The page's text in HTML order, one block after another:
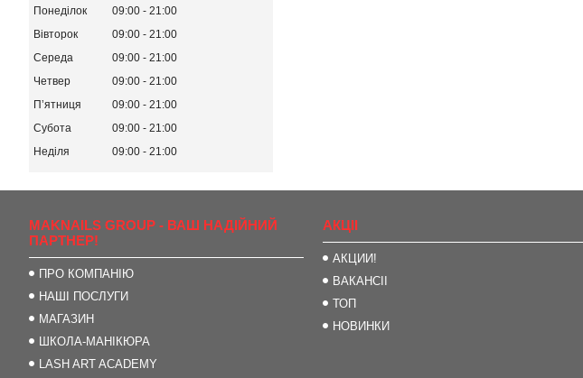
Понеділок 09:00
21:00
Вівторок
09:00
21:00
Середа
09:00
21:00
Четвер
09:00
21:00
Пʼятниця
09:00
21:00
Субота
09:00
21:00
Неділя
09:00 21:00
MAKNAILS GROUP - ВАШ НАДІЙНИЙ
ПАРТНЕР!
ПРО КОМПАНІЮ
НАШІ ПОСЛУГИ
МАГАЗИН
ШКОЛА-МАНІКЮРА
LASH ART ACADEMY
АКЦІІ
АКЦИИ!
ВАКАНСІІ
ТОП
НОВИНКИ